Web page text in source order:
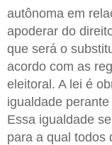
autônoma em
apoderar do
que será o
acordo com as
eleitoral. A lei é
igualdade
Essa igualdade
para a qual todos